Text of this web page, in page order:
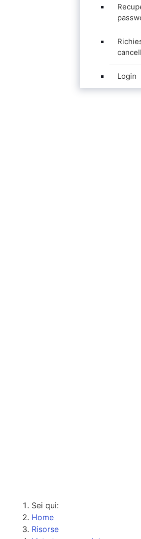
Login
Sei qui:
Home
Risorse